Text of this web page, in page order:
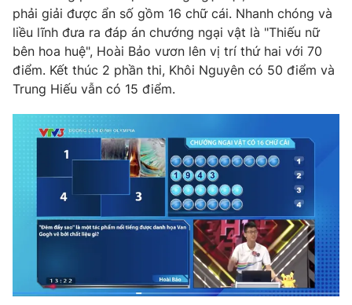
® Cấm sao chép dưới mọi hình thức nếu không có sự chấp
thuận bằng văn bản. Ghi rõ nguồn VTV.vn khi phát hành lại
thông tin từ website này.
phải giải được ẩn số gồm 16 chữ cái. Nhanh chóng và
liều lĩnh đưa ra đáp án chướng ngại vật là "Thiếu nữ
bên hoa huệ", Hoài Bảo vươn lên vị trí thứ hai với 70
điểm. Kết thúc 2 phần thi, Khôi Nguyên có 50 điểm và
Trung Hiếu vẫn có 15 điểm.